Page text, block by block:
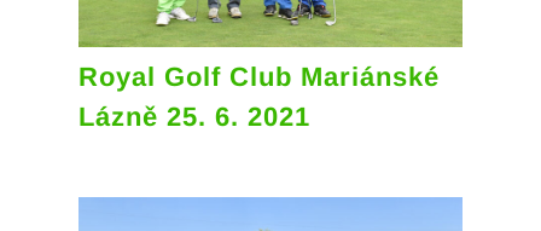
Royal Golf Club Mariánské
Lázně 25. 6. 2021